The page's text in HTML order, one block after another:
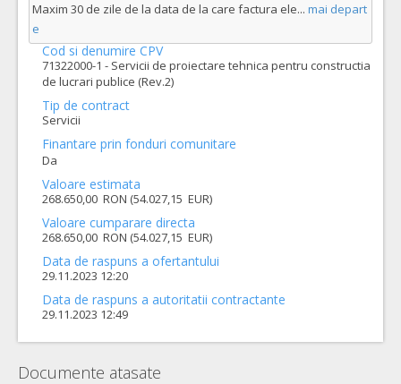
Maxim 30 de zile de la data de la care factura ele... mai depart
e
Cod si denumire CPV
71322000-1 - Servicii de proiectare tehnica pentru constructia
de lucrari publice (Rev.2)
Tip de contract
Servicii
Finantare prin fonduri comunitare
Da
Valoare estimata
268.650,00 RON (54.027,15 EUR)
Valoare cumparare directa
268.650,00 RON (54.027,15 EUR)
Data de raspuns a ofertantului
29.11.2023 12:20
Data de raspuns a autoritatii contractante
29.11.2023 12:49
Documente atasate